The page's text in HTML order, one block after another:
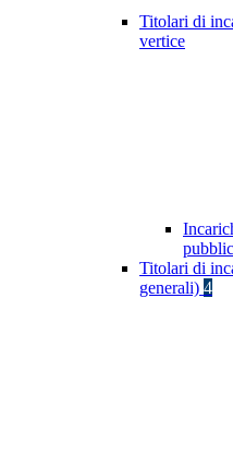
Titolari di
vertice
Titolari di
generali) 4